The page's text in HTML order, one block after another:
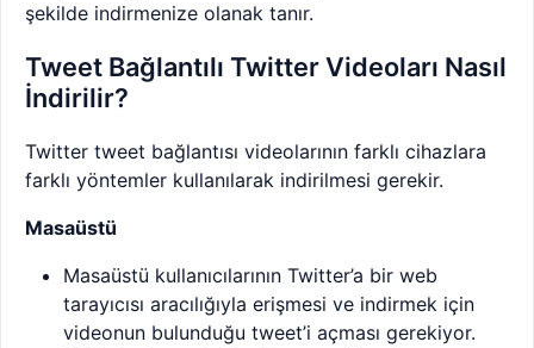
şekilde indirmenize olanak tanır.
Tweet Bağlantılı Twitter Videoları Nasıl
İndirilir?
Twitter tweet bağlantısı videolarının farklı cihazlara
farklı yöntemler kullanılarak indirilmesi gerekir.
Masaüstü
Masaüstü kullanıcılarının Twitter’a bir web
tarayıcısı aracılığıyla erişmesi ve indirmek için
videonun bulunduğu tweet’i açması gerekiyor.